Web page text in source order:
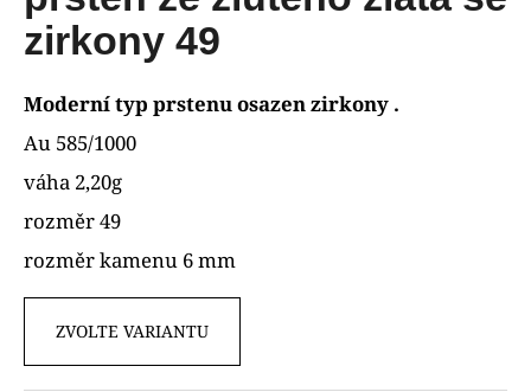
0,0
z
hvězdiček.
zirkony 49
Moderní typ prstenu osazen zirkony .
Au 585/1000
váha 2,20g
rozměr 49
rozměr kamenu 6 mm
ZVOLTE VARIANTU
R
a
j
í
t
?
HLEDAT